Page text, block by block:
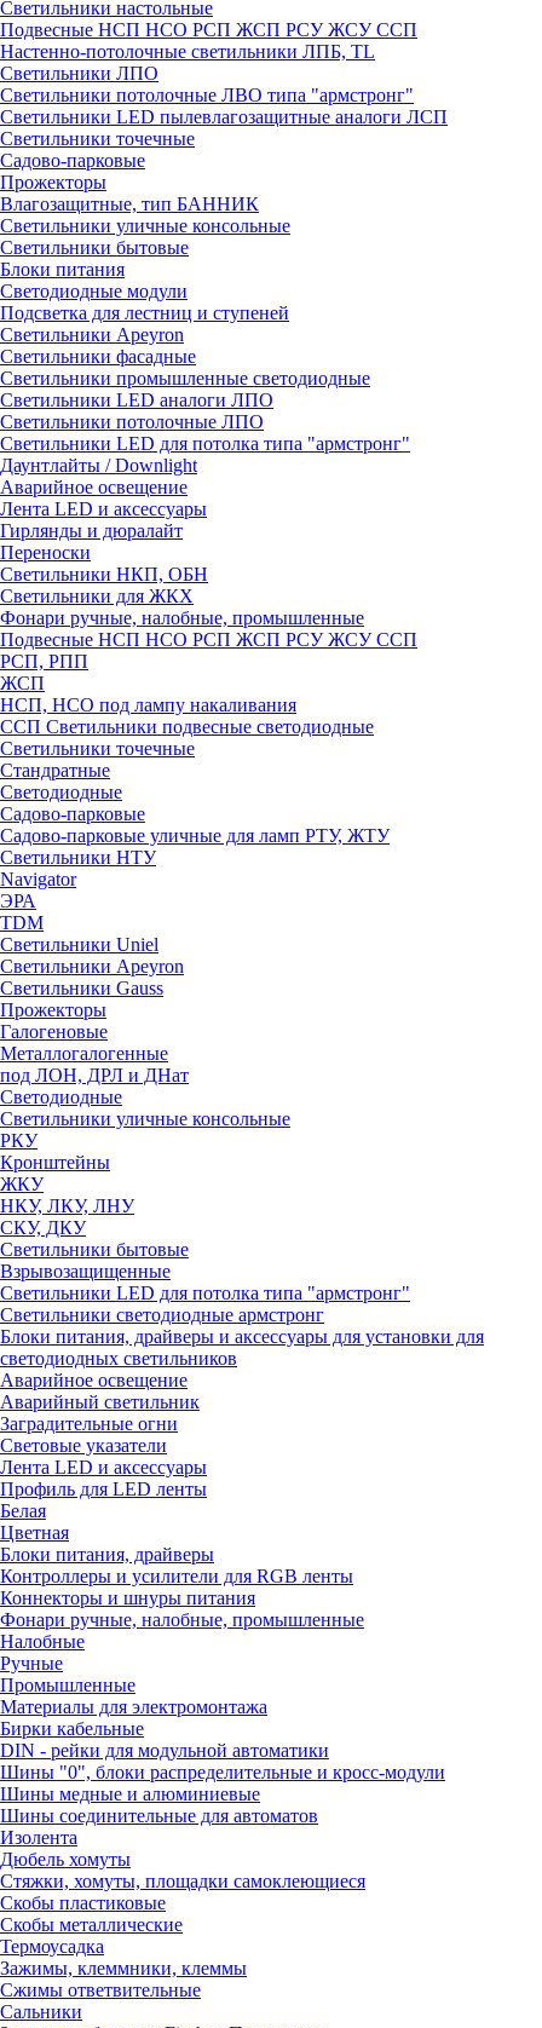
Светильники настольные
Подвесные НСП НСО РСП ЖСП РСУ ЖСУ ССП
Настенно-потолочные светильники ЛПБ, TL
Светильники ЛПО
Светильники потолочные ЛВО типа "армстронг"
Светильники LED пылевлагозащитные аналоги ЛСП
Светильники точечные
Садово-парковые
Прожекторы
Влагозащитные, тип БАННИК
Светильники уличные консольные
Светильники бытовые
Блоки питания
Светодиодные модули
Подсветка для лестниц и ступеней
Светильники Apeyron
Светильники фасадные
Светильники промышленные светодиодные
Светильники LED аналоги ЛПО
Светильники потолочные ЛПО
Светильники LED для потолка типа "армстронг"
Даунтлайты / Downlight
Аварийное освещение
Лента LED и аксессуары
Гирлянды и дюралайт
Переноски
Светильники НКП, ОБН
Светильники для ЖКХ
Фонари ручные, налобные, промышленные
Подвесные НСП НСО РСП ЖСП РСУ ЖСУ ССП
РСП, РПП
ЖСП
НСП, НСО под лампу накаливания
ССП Светильники подвесные светодиодные
Светильники точечные
Стандратные
Светодиодные
Садово-парковые
Садово-парковые уличные для ламп РТУ, ЖТУ
Светильники НТУ
Navigator
ЭРА
TDM
Светильники Uniel
Светильники Apeyron
Светильники Gauss
Прожекторы
Галогеновые
Металлогалогенные
под ЛОН, ДРЛ и ДНат
Светодиодные
Светильники уличные консольные
РКУ
Кронштейны
ЖКУ
НКУ, ЛКУ, ЛНУ
СКУ, ДКУ
Светильники бытовые
Взрывозащищенные
Светильники LED для потолка типа "армстронг"
Светильники светодиодные армстронг
Блоки питания, драйверы и аксессуары для установки для
светодиодных светильников
Аварийное освещение
Аварийный светильник
Заградительные огни
Световые указатели
Лента LED и аксессуары
Профиль для LED ленты
Белая
Цветная
Блоки питания, драйверы
Контроллеры и усилители для RGB ленты
Коннекторы и шнуры питания
Фонари ручные, налобные, промышленные
Налобные
Ручные
Промышленные
Материалы для электромонтажа
Бирки кабельные
DIN - рейки для модульной автоматики
Шины "0", блоки распределительные и кросс-модули
Шины медные и алюминиевые
Шины соединительные для автоматов
Изолента
Дюбель хомуты
Стяжки, хомуты, площадки самоклеющиеся
Скобы пластиковые
Скобы металлические
Термоусадка
Зажимы, клеммники, клеммы
Сжимы ответвительные
Сальники